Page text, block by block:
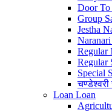
Door
Group
Jestha
Regular
Regular
Special
Loan Loan